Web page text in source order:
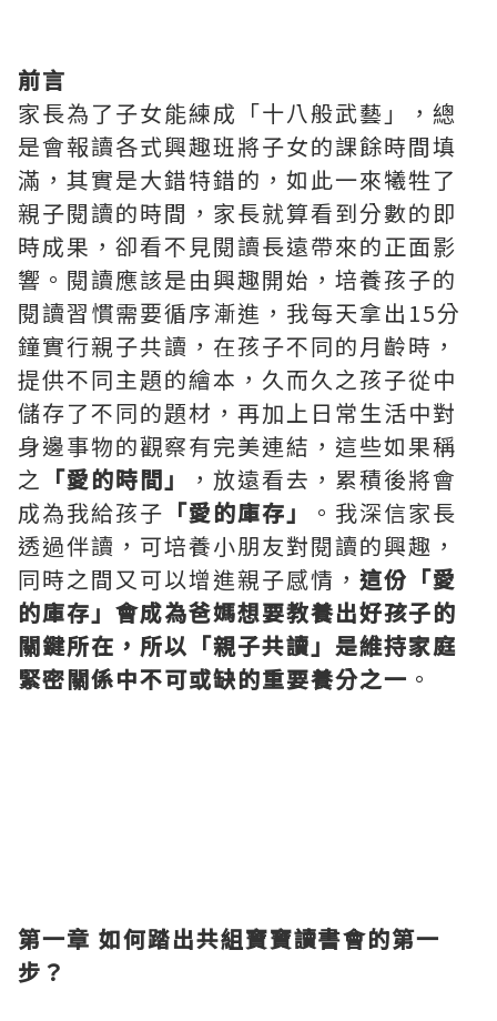
前言
家長為了子女能練成「十八般武藝」，總
是會報讀各式興趣班將子女的課餘時間填
滿，其實是大錯特錯的，如此一來犧牲了
親子閱讀的時間，家長就算看到分數的即
時成果，卻看不見閱讀長遠帶來的正面影
響。閱讀應該是由興趣開始，培養孩子的
閱讀習慣需要循序漸進，我每天拿出15分
鐘實行親子共讀，在孩子不同的月齡時，
提供不同主題的繪本，久而久之孩子從中
儲存了不同的題材，再加上日常生活中對
身邊事物的觀察有完美連結，這些如果稱
之 「愛的時間」
，放遠看去，累積後將會
成為我給孩子 「愛的庫存」
。我深信家長
透過伴讀，可培養小朋友對閱讀的興趣，
同時之間又可以增進親子感情， 這份「愛
的庫存」會成為爸媽想要教養出好孩子的
關鍵所在，所以「親子共讀」是維持家庭
緊密關係中不可或缺的重要養分之一 。
第一章 如何踏出共組寶寶讀書會的第一
步？